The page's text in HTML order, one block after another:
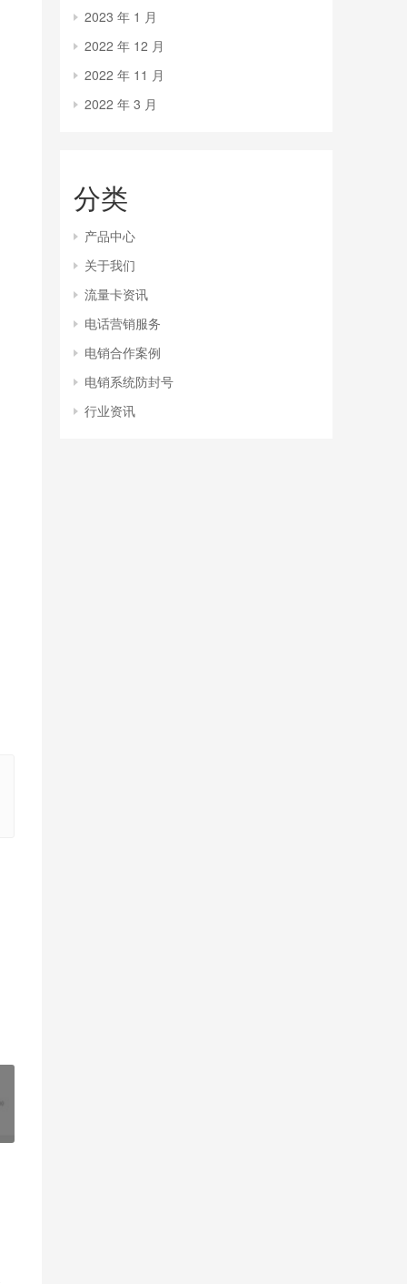
2023 年 1 月
2022 年 12 月
2022 年 11 月
2022 年 3 月
分类
产品中心
关于我们
流量卡资讯
电话营销服务
电销合作案例
电销系统防封号
行业资讯